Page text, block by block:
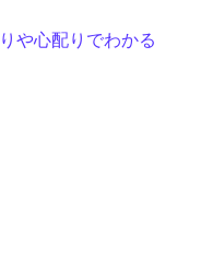
や心配りでわかる